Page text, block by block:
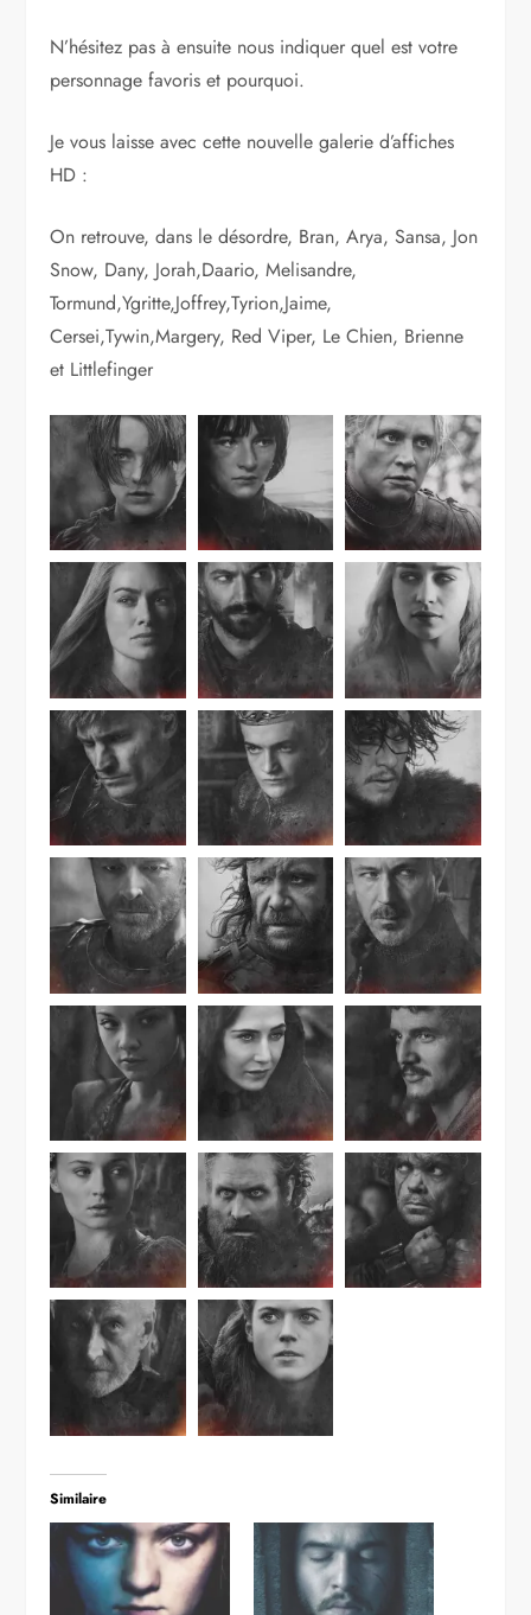
N’hésitez pas à ensuite nous indiquer quel est votre
personnage favoris et pourquoi.
Je vous laisse avec cette nouvelle galerie d’affiches
HD :
On retrouve, dans le désordre, Bran, Arya, Sansa, Jon
Snow, Dany, Jorah,Daario, Melisandre,
Tormund,Ygritte,Joffrey,Tyrion,Jaime,
Cersei,Tywin,Margery, Red Viper, Le Chien, Brienne
et Littlefinger
Similaire